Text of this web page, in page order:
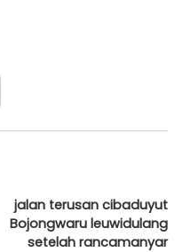
jalan terusan cibaduyut
Bojongwaru leuwidulang
setelah rancamanyar